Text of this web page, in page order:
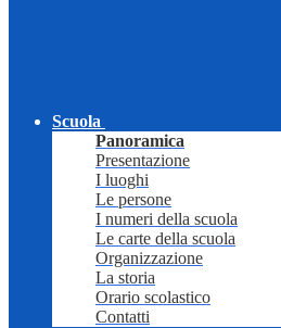
Scuola
Panoramica
Presentazione
I luoghi
Le persone
I numeri della scuola
Le carte della scuola
Organizzazione
La storia
Orario scolastico
Contatti